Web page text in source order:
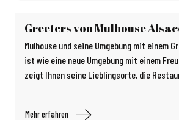
Greeters von Mulhouse
Mulhouse und seine Umgebung mit einem
ist wie eine neue Umgebung mit einem
zeigt Ihnen seine Lieblingsorte, die
Mehr erfahren